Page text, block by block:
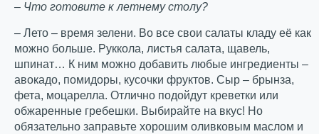
– Что готовите к летнему столу?
– Лето – время зелени. Во все свои салаты кладу её как
можно больше. Руккола, листья салата, щавель,
шпинат… К ним можно добавить любые ингредиенты –
авокадо, помидоры, кусочки фруктов. Сыр – брынза,
фета, моцарелла. Отлично подойдут креветки или
обжаренные гребешки. Выбирайте на вкус! Но
обязательно заправьте хорошим оливковым маслом и